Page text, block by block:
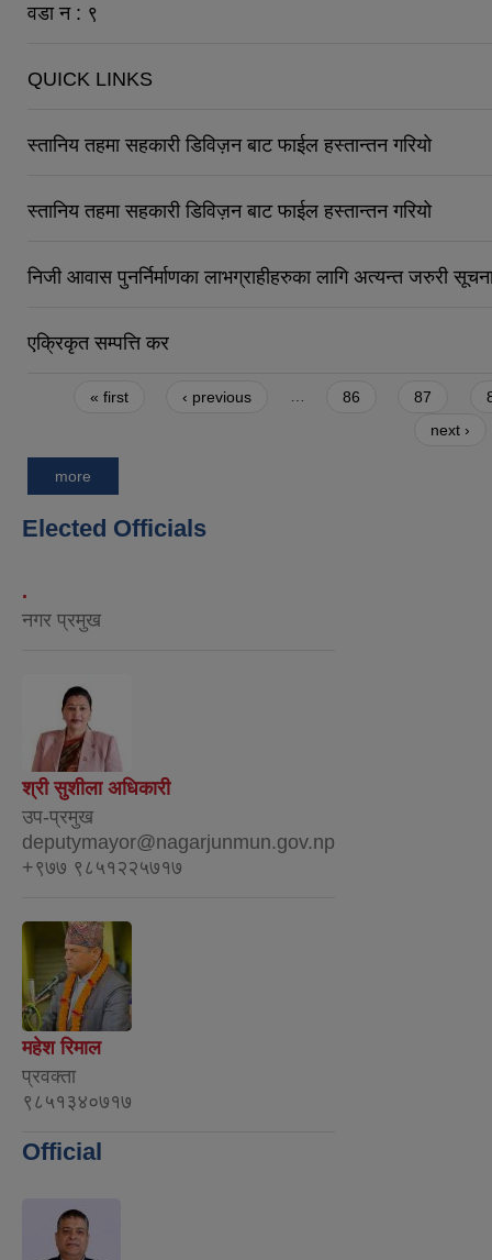
वडा न : ९
QUICK LINKS
स्तानिय तहमा सहकारी डिविज़न बाट फाईल हस्तान्तन गरियो
स्तानिय तहमा सहकारी डिविज़न बाट फाईल हस्तान्तन गरियो
निजी आवास पुनर्निर्माणका लाभग्राहीहरुका लागि अत्यन्त जरुरी
एक्रिकृत सम्पत्ति कर
Pages
« first ‹ previous … 86 87
next ›
more
Elected Officials
.
नगर प्रमुख
श्री सुशीला अधिकारी
उप-प्रमुख
deputymayor@nagarjunmun.gov.np
+९७७ ९८५१२२५७१७
महेश रिमाल
प्रवक्ता
९८५१३४०७१७
Official